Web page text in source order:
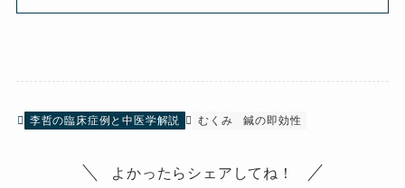
李哲の臨床症例と中医学解説 むくみ 鍼の即効性
よかったらシェアしてね！